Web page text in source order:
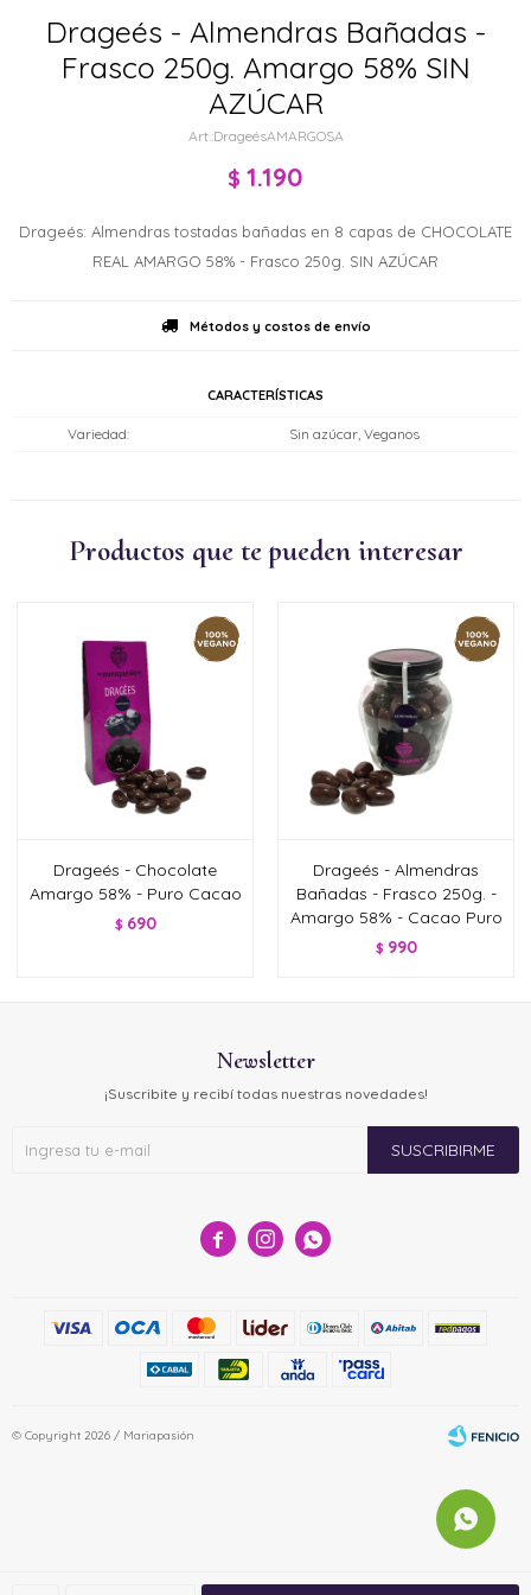
Drageés - Almendras Bañadas -
Frasco 250g. Amargo 58% SIN
AZÚCAR
DrageésAMARGOSA
$ 1.190
Drageés: Almendras tostadas bañadas en 8 capas de CHOCOLATE
REAL AMARGO 58% - Frasco 250g. SIN AZÚCAR
Métodos y costos de envío
CARACTERÍSTICAS
Variedad Sin azúcar, Veganos
Productos que te pueden interesar
Drageés - Chocolate
Amargo 58% - Puro Cacao
$ 690
Drageés - Almendras
Bañadas - Frasco 250g. -
Amargo 58% - Cacao Puro
$ 990
  
Newsletter
¡Suscribite y recibí todas nuestras novedades!
SUSCRIBIRME
© Copyright 2026 / Mariapasión